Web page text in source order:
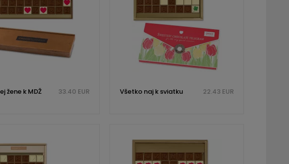
žene k MDŽ 33.40 EUR Všetko naj k sviatku 22.43 EUR